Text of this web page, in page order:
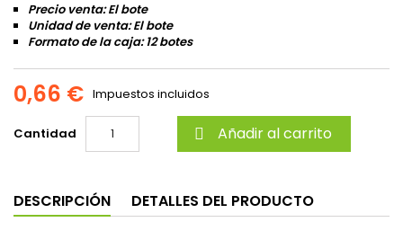
Precio venta: El bote
Unidad de venta: El bote
Formato de la caja: 12 botes
0,66 € Impuestos incluidos
Cantidad  Añadir al carrito
DESCRIPCIÓN DETALLES DEL PRODUCTO